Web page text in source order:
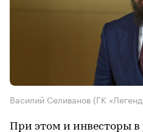
Василий Селиванов (ГК
При этом и инвесторы